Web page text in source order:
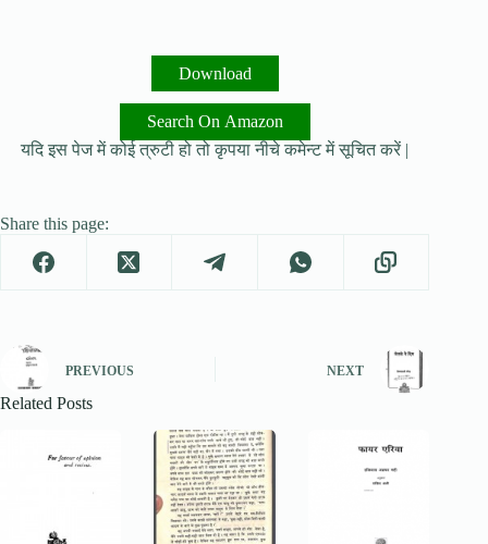
Download
Search On Amazon
यदि इस पेज में कोई त्रुटी हो तो कृपया नीचे कमेन्ट में सूचित करें |
Share this page:
PREVIOUS NEXT
Related Posts